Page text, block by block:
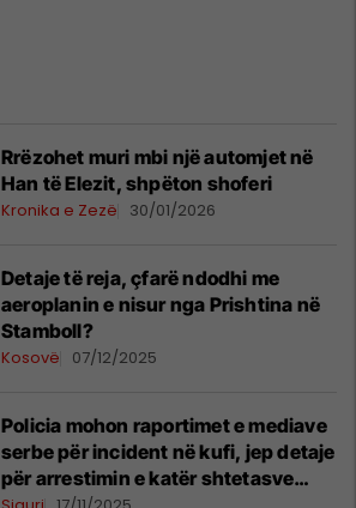
Rrëzohet muri mbi një automjet në
Han të Elezit, shpëton shoferi
Kronika e Zezë 30/01/2026
Detaje të reja, çfarë ndodhi me
aeroplanin e nisur nga Prishtina në
Stamboll?
Kosovë 07/12/2025
Policia mohon raportimet e mediave
serbe për incident në kufi, jep detaje
për arrestimin e katër shtetasve